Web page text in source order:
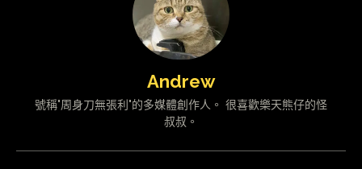
Andrew
號稱"周身刀無張利"的多媒體創作人。 很喜歡樂天熊仔的怪
叔叔。